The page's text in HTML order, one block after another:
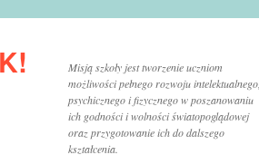
Misją szkoły jest tworzenie uczniom
możliwości pełnego rozwoju intelektualnego,
psychicznego i fizycznego w poszanowaniu
ich godności i wolności światopoglądowej
oraz przygotowanie ich do dalszego
kształcenia.